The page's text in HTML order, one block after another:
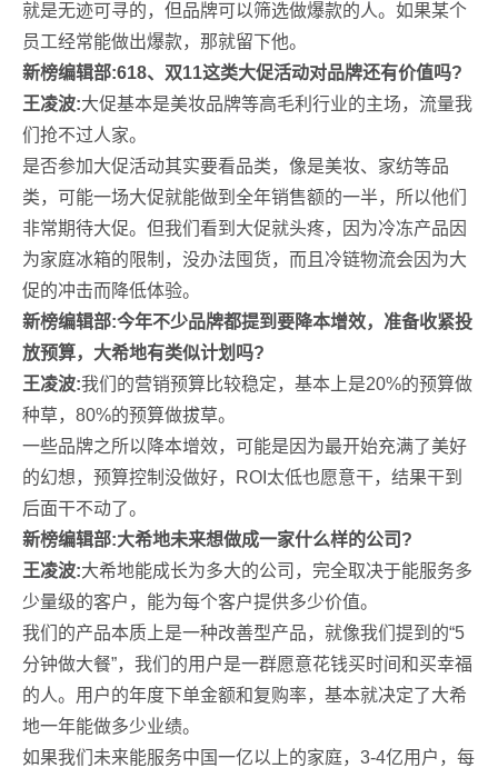
就是无迹可寻的，但品牌可以筛选做爆款的人。如果某个
员工经常能做出爆款，那就留下他。
新榜编辑部:618、双11这类大促活动对品牌还有价值吗?
王凌波:大促基本是美妆品牌等高毛利行业的主场，流量我
们抢不过人家。
是否参加大促活动其实要看品类，像是美妆、家纺等品
类，可能一场大促就能做到全年销售额的一半，所以他们
非常期待大促。但我们看到大促就头疼，因为冷冻产品因
为家庭冰箱的限制，没办法囤货，而且冷链物流会因为大
促的冲击而降低体验。
新榜编辑部:今年不少品牌都提到要降本增效，准备收紧投
放预算，大希地有类似计划吗?
王凌波:我们的营销预算比较稳定，基本上是20%的预算做
种草，80%的预算做拔草。
一些品牌之所以降本增效，可能是因为最开始充满了美好
的幻想，预算控制没做好，ROI太低也愿意干，结果干到
后面干不动了。
新榜编辑部:大希地未来想做成一家什么样的公司?
王凌波:大希地能成长为多大的公司，完全取决于能服务多
少量级的客户，能为每个客户提供多少价值。
我们的产品本质上是一种改善型产品，就像我们提到的“5
分钟做大餐”，我们的用户是一群愿意花钱买时间和买幸福
的人。用户的年度下单金额和复购率，基本就决定了大希
地一年能做多少业绩。
如果我们未来能服务中国一亿以上的家庭，3-4亿用户，每